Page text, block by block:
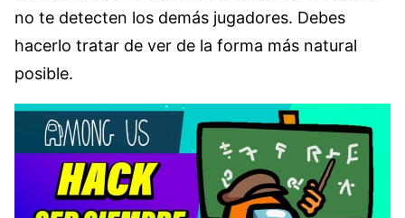
no te detecten los demás jugadores. Debes
hacerlo tratar de ver de la forma más natural
posible.